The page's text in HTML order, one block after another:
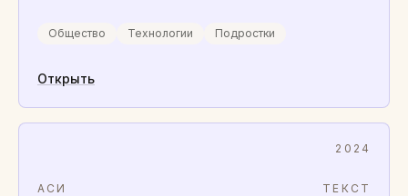
Общество Технологии Подростки
Открыть
2024
АСИ ТЕКСТ